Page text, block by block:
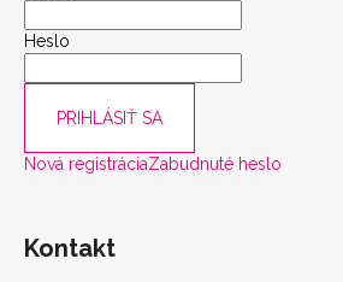
Heslo
PRIHLÁSIŤ SA
Nová registráciaZabudnuté heslo
Kontakt